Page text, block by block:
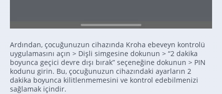
Ardından, çocuğunuzun cihazında Kroha ebeveyn kontrolü
uygulamasını açın > Dişli simgesine dokunun > “2 dakika
boyunca geçici devre dışı bırak” seçeneğine dokunun > PIN
kodunu girin. Bu, çocuğunuzun cihazındaki ayarların 2
dakika boyunca kilitlenmemesini ve kontrol edebilmenizi
sağlamak içindir.